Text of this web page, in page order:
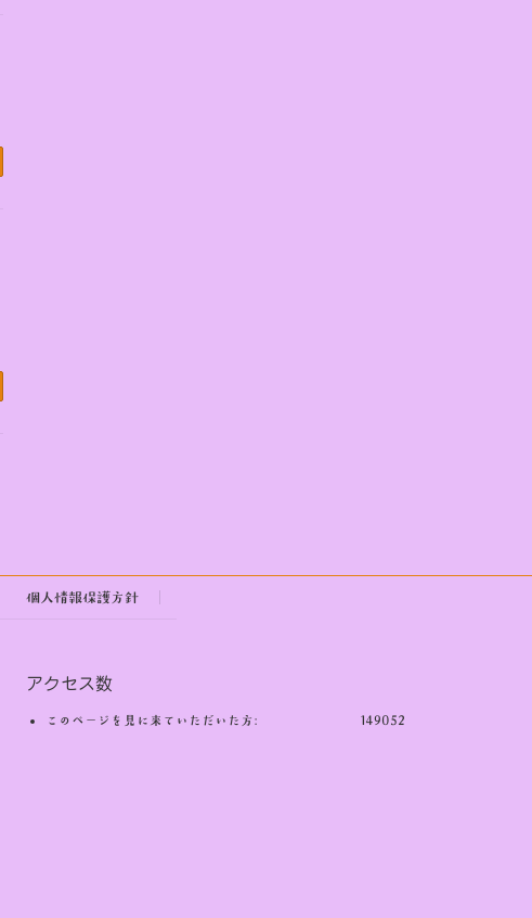
個人情報保護方針
アクセス数
149052
このページを見に来ていただいた方: